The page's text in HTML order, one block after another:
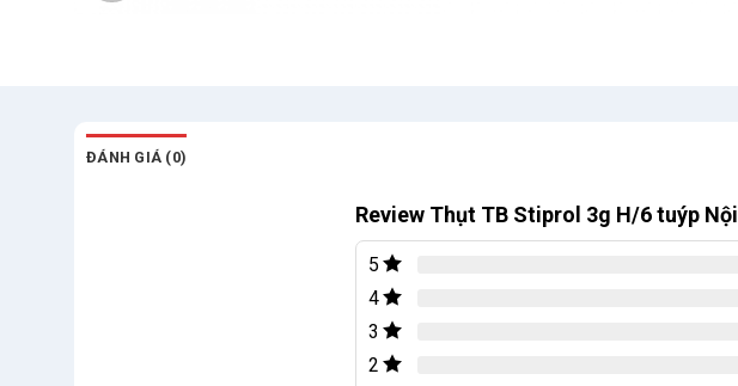
ĐÁNH GIÁ (0)
Review Thụt TB Stiprol 3g H/6 tuýp Nội
5
4
3
2